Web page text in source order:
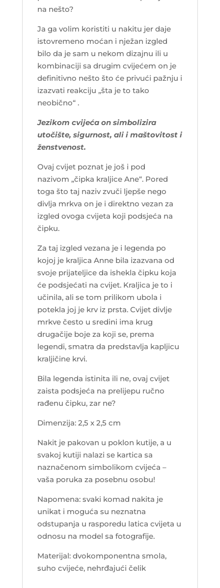
na nešto?
Ja ga volim koristiti u nakitu jer daje
istovremeno moćan i nježan izgled
bilo da je sam u nekom dizajnu ili u
kombinaciji sa drugim cvijećem on je
definitivno nešto što će privući pažnju i
izazvati reakciju „šta je to tako
neobično“ .
Jezikom cvijeća on simbolizira
utočište, sigurnost, ali i maštovitost i
ženstvenost.
Ovaj cvijet poznat je još i pod
nazivom „čipka kraljice Ane“. Pored
toga što taj naziv zvuči ljepše nego
divlja mrkva on je i direktno vezan za
izgled ovoga cvijeta koji podsjeća na
čipku.
Za taj izgled vezana je i legenda po
kojoj je kraljica Anne bila izazvana od
svoje prijateljice da ishekla čipku koja
će podsjećati na cvijet. Kraljica je to i
učinila, ali se tom prilikom ubola i
potekla joj je krv iz prsta. Cvijet divlje
mrkve često u sredini ima krug
drugačije boje za koji se, prema
legendi, smatra da predstavlja kapljicu
kraljičine krvi.
Bila legenda istinita ili ne, ovaj cvijet
zaista podsjeća na prelijepu ručno
rađenu čipku, zar ne?
Dimenzija: 2,5 x 2,5 cm
Nakit je pakovan u poklon kutije, a u
svakoj kutiji nalazi se kartica sa
naznačenom simbolikom cvijeća –
vaša poruka za posebnu osobu!
Napomena: svaki komad nakita je
unikat i moguća su neznatna
odstupanja u rasporedu latica cvijeta u
odnosu na model sa fotografije.
Materijal: dvokomponentna smola,
suho cvijeće, nehrđajući čelik